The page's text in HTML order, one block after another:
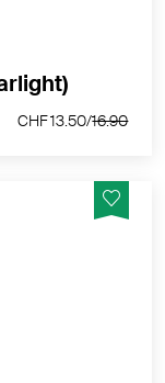
CHF 13.50/
CHF 13.50/16.90